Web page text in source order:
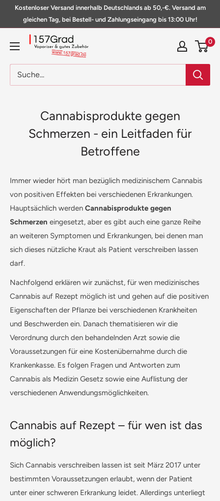
DirektKostenloser Versand innerhalb Deutschlands ab 50,-€. Versand am
gleichen Tag, bei Bestell- und Zahlungseingang bis 13:00 Uhr!
157Grad 0
Cannabisprodukte gegen
Schmerzen - ein Leitfaden für
Betroffene
Immer wieder hört man bezüglich medizinischem Cannabis
von positiven Effekten bei verschiedenen Erkrankungen.
Hauptsächlich werden Cannabisprodukte gegen
Schmerzen eingesetzt, aber es gibt auch eine ganze Reihe
an weiteren Symptomen und Erkrankungen, bei denen man
sich dieses nützliche Kraut als Patient verschreiben lassen
darf.
Nachfolgend erklären wir zunächst, für wen medizinisches
Cannabis auf Rezept möglich ist und gehen auf die positiven
Eigenschaften der Pflanze bei verschiedenen Krankheiten
und Beschwerden ein. Danach thematisieren wir die
Verordnung durch den behandelnden Arzt sowie die
Voraussetzungen für eine Kostenübernahme durch die
Krankenkasse. Es folgen Fragen und Antworten zum
Cannabis als Medizin Gesetz sowie eine Auflistung der
verschiedenen Anwendungsmöglichkeiten.
Cannabis auf Rezept – für wen ist das
möglich?
Sich Cannabis verschreiben lassen ist seit März 2017 unter
bestimmten Voraussetzungen erlaubt, wenn der Patient
unter einer schweren Erkrankung leidet. Allerdings unterliegt